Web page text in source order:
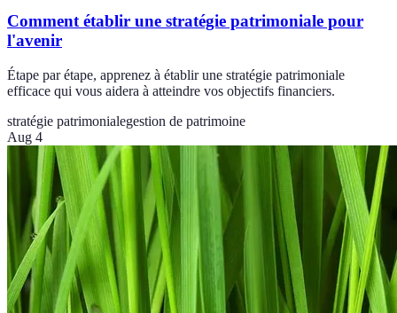
Comment établir une stratégie patrimoniale pour
l'avenir
Étape par étape, apprenez à établir une stratégie patrimoniale
efficace qui vous aidera à atteindre vos objectifs financiers.
stratégie patrimonialegestion de patrimoine
Aug 4